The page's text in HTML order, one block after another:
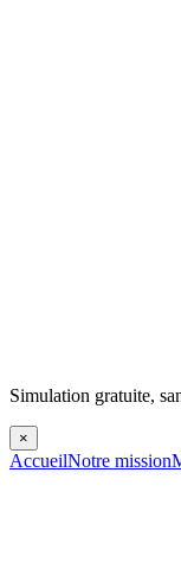
Simulation gratuite,
×
AccueilNotre mission